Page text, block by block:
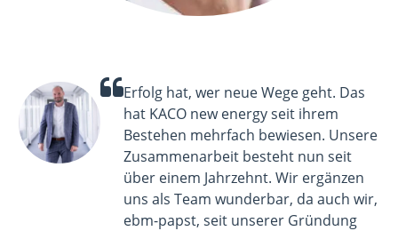
Erfolg hat, wer neue Wege geht. Das
hat KACO new energy seit ihrem
Bestehen mehrfach bewiesen. Unsere
Zusammenarbeit besteht nun seit
über einem Jahrzehnt. Wir ergänzen
uns als Team wunderbar, da auch wir,
ebm-papst, seit unserer Gründung